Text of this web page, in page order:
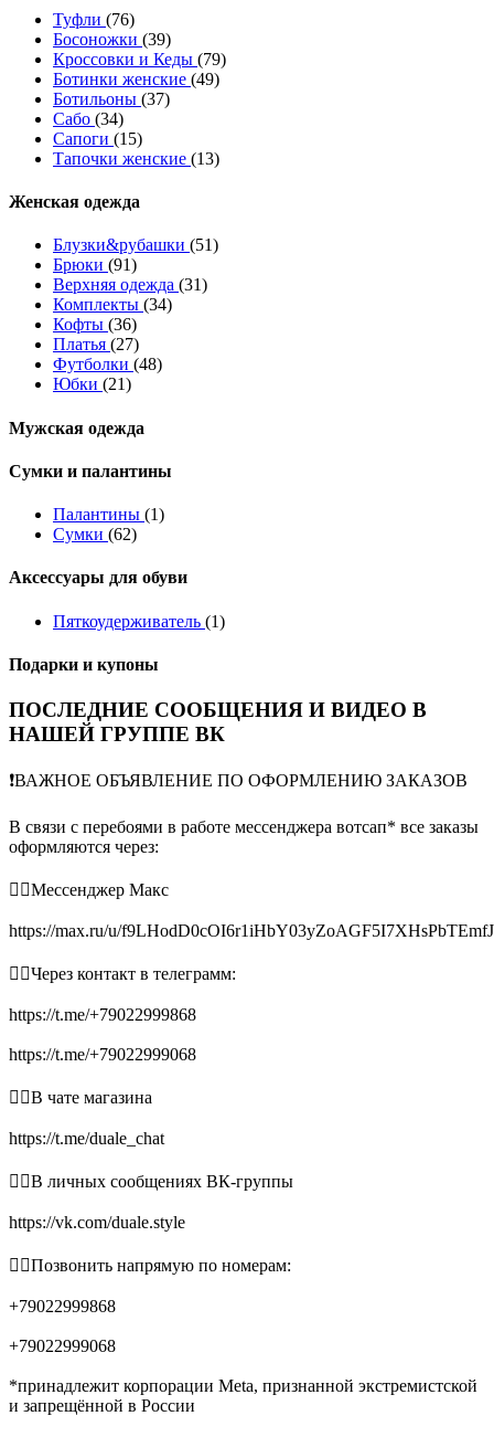
Туфли (76)
Босоножки (39)
Кроссовки и Кеды (79)
Ботинки женские (49)
Ботильоны (37)
Сабо (34)
Сапоги (15)
Тапочки женские (13)
Женская одежда
Блузки&рубашки (51)
Брюки (91)
Верхняя одежда (31)
Комплекты (34)
Кофты (36)
Платья (27)
Футболки (48)
Юбки (21)
Мужская одежда
Сумки и палантины
Палантины (1)
Сумки (62)
Аксессуары для обуви
Пяткоудерживатель (1)
Подарки и купоны
ПОСЛЕДНИЕ СООБЩЕНИЯ И ВИДЕО В
НАШЕЙ ГРУППЕ ВК
❗️ВАЖНОЕ ОБЪЯВЛЕНИЕ ПО ОФОРМЛЕНИЮ ЗАКАЗОВ
В связи с перебоями в работе мессенджера вотсап* все заказы
оформляются через:
👉🏻Мессенджер Макс
https://max.ru/u/
👉🏻Через контакт в телеграмм:
https://t.me/+79022999868
https://t.me/+79022999068
👉🏻В чате магазина
https://t.me/duale_chat
👉🏻В личных сообщениях ВК-группы
https://vk.com/duale.style
👉🏻Позвонить напрямую по номерам:
+79022999868
+79022999068
*принадлежит корпорации Meta, признанной экстремистской
и запрещённой в России